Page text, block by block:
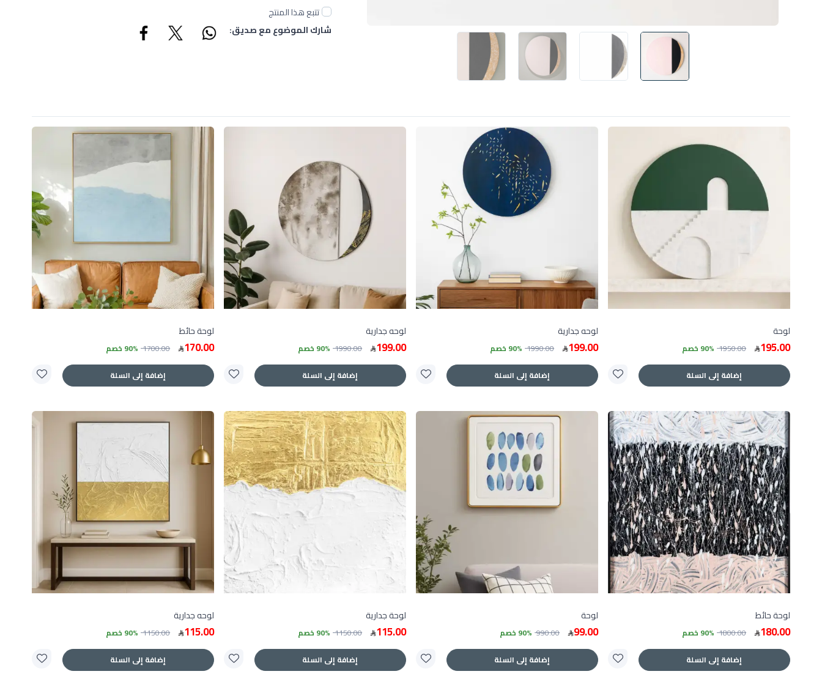
تتبع هذا المنتج
شارك الموضوع مع صديق:
لوحة
195.00
1950.00 90% خصم
إضافة إلى السلة
لوحه جدارية
199.00
1990.00 90% خصم
إضافة إلى السلة
لوحه جدارية
199.00
1990.00 90% خصم
إضافة إلى السلة
لوحة حائط
170.00
1700.00 90% خصم
إضافة إلى السلة
لوحة حائط
180.00
1800.00 90% خصم
إضافة إلى السلة
لوحة
99.00
990.00 90% خصم
إضافة إلى السلة
لوحة جدارية
115.00
1150.00 90% خصم
إضافة إلى السلة
لوحه جدارية
115.00
1150.00 90% خصم
إضافة إلى السلة